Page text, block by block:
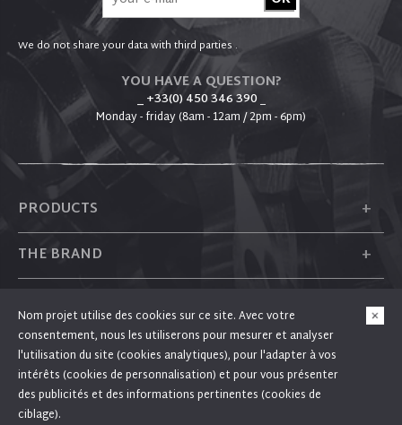
We do not share your data with third parties .
YOU HAVE A QUESTION?
_ +33(0) 450 346 390_
Monday - friday (8am - 12am / 2pm - 6pm)
PRODUCTS +
THE BRAND +
+
FOLLOW US
Nom projet utilise des cookies sur ce site. Avec votre
consentement, nous les utiliserons pour mesurer et analyser
l'utilisation du site (cookies analytiques), pour l'adapter à vos
intérêts (cookies de personnalisation) et pour vous présenter
des publicités et des informations pertinentes (cookies de
ciblage).